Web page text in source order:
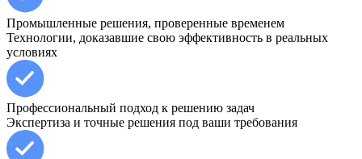
Промышленные решения, проверенные временем
Технологии, доказавшие свою эффективность в реальных
условиях
Профессиональный подход к решению задач
Экспертиза и точные решения под ваши требования